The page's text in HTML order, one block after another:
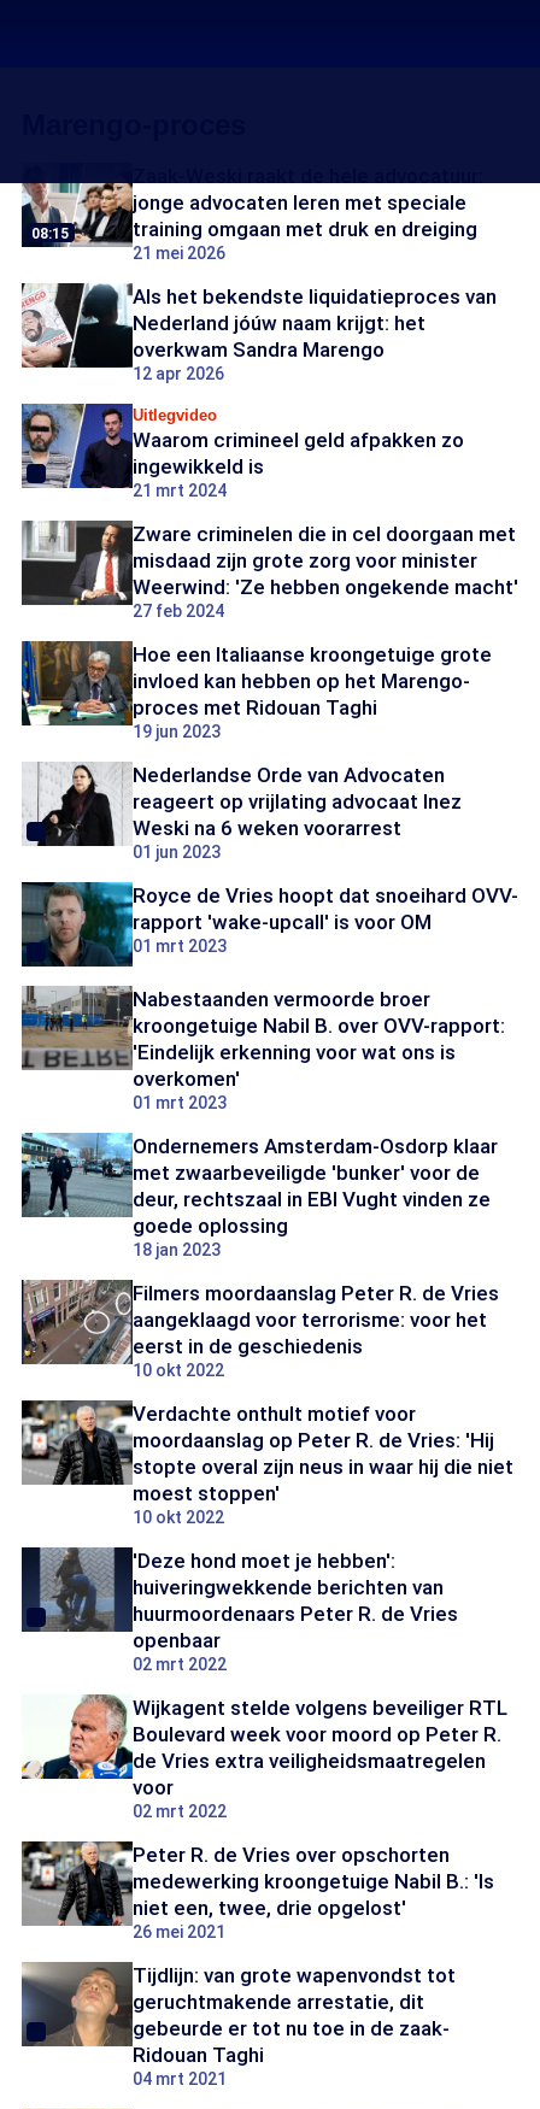
08:15
jonge advocaten leren met speciale
training omgaan met druk en dreiging
21 mei 2026
Als het bekendste liquidatieproces van
Nederland jóúw naam krijgt: het
overkwam Sandra Marengo
12 apr 2026
Uitlegvideo
Waarom crimineel geld afpakken zo
ingewikkeld is
21 mrt 2024
Zware criminelen die in cel doorgaan met
misdaad zijn grote zorg voor minister
Weerwind: 'Ze hebben ongekende macht'
27 feb 2024
Hoe een Italiaanse kroongetuige grote
invloed kan hebben op het Marengo-
proces met Ridouan Taghi
19 jun 2023
Nederlandse Orde van Advocaten
reageert op vrijlating advocaat Inez
Weski na 6 weken voorarrest
01 jun 2023
Royce de Vries hoopt dat snoeihard OVV-
rapport 'wake-upcall' is voor OM
01 mrt 2023
Nabestaanden vermoorde broer
kroongetuige Nabil B. over OVV-rapport:
'Eindelijk erkenning voor wat ons is
overkomen'
01 mrt 2023
Ondernemers Amsterdam-Osdorp klaar
met zwaarbeveiligde 'bunker' voor de
deur, rechtszaal in EBI Vught vinden ze
goede oplossing
18 jan 2023
Filmers moordaanslag Peter R. de Vries
aangeklaagd voor terrorisme: voor het
eerst in de geschiedenis
10 okt 2022
Verdachte onthult motief voor
moordaanslag op Peter R. de Vries: 'Hij
stopte overal zijn neus in waar hij die niet
moest stoppen'
10 okt 2022
'Deze hond moet je hebben':
huiveringwekkende berichten van
huurmoordenaars Peter R. de Vries
openbaar
02 mrt 2022
Wijkagent stelde volgens beveiliger RTL
Boulevard week voor moord op Peter R.
de Vries extra veiligheidsmaatregelen
voor
02 mrt 2022
Peter R. de Vries over opschorten
medewerking kroongetuige Nabil B.: 'Is
niet een, twee, drie opgelost'
26 mei 2021
Tijdlijn: van grote wapenvondst tot
geruchtmakende arrestatie, dit
gebeurde er tot nu toe in de zaak-
Ridouan Taghi
04 mrt 2021